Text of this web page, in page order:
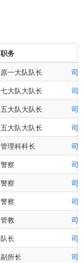
职务
原一大队队长
司
七大队大队长
司
五大队大队长
司
五大队大队长
司
管理科科长
司
警察
司
警察
司
警察
司
管教
司
队长
司
副所长
司